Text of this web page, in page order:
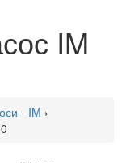
IM
- IM ›